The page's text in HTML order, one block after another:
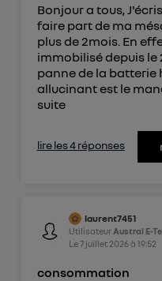
Bonjour a tous,
faire part de ma
plus de 2mois. En
immobilisé depuis le
panne de la batterie
allucinant est le
suite
lire les 4 réponses
laurent7451
Utilisateur Austral E-
Le7 juillet 2026à 19:52
consommation